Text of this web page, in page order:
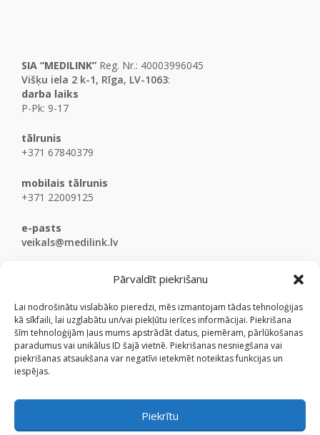
Pārvaldīt piekrišanu
Lai nodrošinātu vislabāko pieredzi, mēs izmantojam tādas tehnoloģijas
kā sīkfaili, lai uzglabātu un/vai piekļūtu ierīces informācijai. Piekrišana
šīm tehnoloģijām ļaus mums apstrādāt datus, piemēram, pārlūkošanas
paradumus vai unikālus ID šajā vietnē. Piekrišanas nesniegšana vai
piekrišanas atsaukšana var negatīvi ietekmēt noteiktas funkcijas un
iespējas.
Piekrītu
SIA “MEDILINK” Reg. Nr.: 40003996045
Višķu iela 2 k-1, Rīga, LV-1063:
darba laiks
P-Pk: 9-17
tālrunis
+371 67840379
mobilais tālrunis
+371 22009125
e-pasts
veikals@medilink.lv